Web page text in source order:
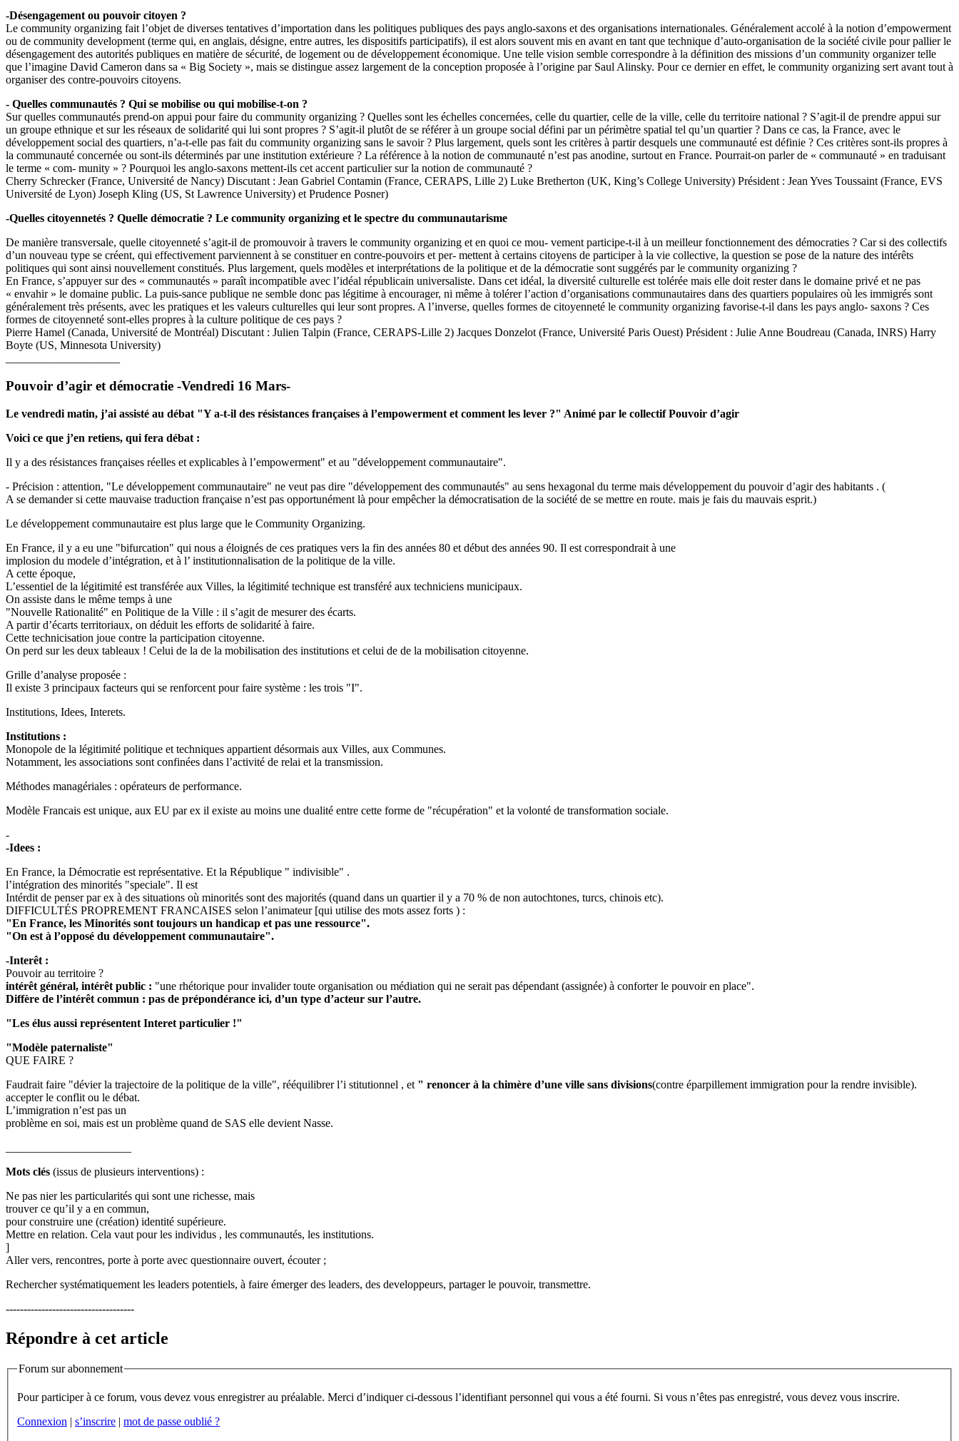
-Désengagement ou pouvoir citoyen ?
Le community organizing fait l’objet de diverses tentatives d’importation dans les politiques publiques des pays anglo-saxons et des organisations internationales. Généralement accolé à la notion d’empowerment
ou de community development (terme qui, en anglais, désigne, entre autres, les dispositifs participatifs), il est alors souvent mis en avant en tant que technique d’auto-organisation de la société civile pour pallier le
désengagement des autorités publiques en matière de sécurité, de logement ou de développement économique. Une telle vision semble correspondre à la définition des missions d’un community organizer telle
que l’imagine David Cameron dans sa « Big Society », mais se distingue assez largement de la conception proposée à l’origine par Saul Alinsky. Pour ce dernier en effet, le community organizing sert avant tout à
organiser des contre-pouvoirs citoyens.
- Quelles communautés ? Qui se mobilise ou qui mobilise-t-on ?
Sur quelles communautés prend-on appui pour faire du community organizing ? Quelles sont les échelles concernées, celle du quartier, celle de la ville, celle du territoire national ? S’agit-il de prendre appui sur
un groupe ethnique et sur les réseaux de solidarité qui lui sont propres ? S’agit-il plutôt de se référer à un groupe social défini par un périmètre spatial tel qu’un quartier ? Dans ce cas, la France, avec le
développement social des quartiers, n’a-t-elle pas fait du community organizing sans le savoir ? Plus largement, quels sont les critères à partir desquels une communauté est définie ? Ces critères sont-ils propres à
la communauté concernée ou sont-ils déterminés par une institution extérieure ? La référence à la notion de communauté n’est pas anodine, surtout en France. Pourrait-on parler de « communauté » en traduisant
le terme « com- munity » ? Pourquoi les anglo-saxons mettent-ils cet accent particulier sur la notion de communauté ?
Cherry Schrecker (France, Université de Nancy) Discutant : Jean Gabriel Contamin (France, CERAPS, Lille 2) Luke Bretherton (UK, King’s College University) Président : Jean Yves Toussaint (France, EVS
Université de Lyon) Joseph Kling (US, St Lawrence University) et Prudence Posner)
-Quelles citoyennetés ? Quelle démocratie ? Le community organizing et le spectre du communautarisme
De manière transversale, quelle citoyenneté s’agit-il de promouvoir à travers le community organizing et en quoi ce mou- vement participe-t-il à un meilleur fonctionnement des démocraties ? Car si des collectifs
d’un nouveau type se créent, qui effectivement parviennent à se constituer en contre-pouvoirs et per- mettent à certains citoyens de participer à la vie collective, la question se pose de la nature des intérêts
politiques qui sont ainsi nouvellement constitués. Plus largement, quels modèles et interprétations de la politique et de la démocratie sont suggérés par le community organizing ?
En France, s’appuyer sur des « communautés » paraît incompatible avec l’idéal républicain universaliste. Dans cet idéal, la diversité culturelle est tolérée mais elle doit rester dans le domaine privé et ne pas
« envahir » le domaine public. La puis-sance publique ne semble donc pas légitime à encourager, ni même à tolérer l’action d’organisations communautaires dans des quartiers populaires où les immigrés sont
généralement très présents, avec les pratiques et les valeurs culturelles qui leur sont propres. A l’inverse, quelles formes de citoyenneté le community organizing favorise-t-il dans les pays anglo- saxons ? Ces
formes de citoyenneté sont-elles propres à la culture politique de ces pays ?
Pierre Hamel (Canada, Université de Montréal) Discutant : Julien Talpin (France, CERAPS-Lille 2) Jacques Donzelot (France, Université Paris Ouest) Président : Julie Anne Boudreau (Canada, INRS) Harry
Boyte (US, Minnesota University)
Pouvoir d’agir et démocratie -Vendredi 16 Mars-
Le vendredi matin, j’ai assisté au débat "Y a-t-il des résistances françaises à l’empowerment et comment les lever ?" Animé par le collectif Pouvoir d’agir
Voici ce que j’en retiens, qui fera débat :
Il y a des résistances françaises réelles et explicables à l’empowerment" et au "développement communautaire".
- Précision : attention, "Le développement communautaire" ne veut pas dire "développement des communautés" au sens hexagonal du terme mais développement du pouvoir d’agir des habitants . (
A se demander si cette mauvaise traduction française n’est pas opportunément là pour empêcher la démocratisation de la société de se mettre en route. mais je fais du mauvais esprit.)
Le développement communautaire est plus large que le Community Organizing.
En France, il y a eu une "bifurcation" qui nous a éloignés de ces pratiques vers la fin des années 80 et début des années 90. Il est correspondrait à une
implosion du modele d’intégration, et à l’ institutionnalisation de la politique de la ville.
A cette époque,
L’essentiel de la légitimité est transférée aux Villes, la légitimité technique est transféré aux techniciens municipaux.
On assiste dans le même temps à une
"Nouvelle Rationalité" en Politique de la Ville : il s’agit de mesurer des écarts.
A partir d’écarts territoriaux, on déduit les efforts de solidarité à faire.
Cette technicisation joue contre la participation citoyenne.
On perd sur les deux tableaux ! Celui de la de la mobilisation des institutions et celui de de la mobilisation citoyenne.
Grille d’analyse proposée :
Il existe 3 principaux facteurs qui se renforcent pour faire système : les trois "I".
Institutions, Idees, Interets.
Institutions :
Monopole de la légitimité politique et techniques appartient désormais aux Villes, aux Communes.
Notamment, les associations sont confinées dans l’activité de relai et la transmission.
Méthodes managériales : opérateurs de performance.
Modèle Francais est unique, aux EU par ex il existe au moins une dualité entre cette forme de "récupération" et la volonté de transformation sociale.
-
-Idees :
En France, la Démocratie est représentative. Et la République " indivisible" .
l’intégration des minorités "speciale". Il est
Intérdit de penser par ex à des situations où minorités sont des majorités (quand dans un quartier il y a 70 % de non autochtones, turcs, chinois etc).
DIFFICULTÉS PROPREMENT FRANCAISES selon l’animateur [qui utilise des mots assez forts ) :
"En France, les Minorités sont toujours un handicap et pas une ressource".
"On est à l’opposé du développement communautaire".
-Interêt :
Pouvoir au territoire ?
intérêt général, intérêt public : "une rhétorique pour invalider toute organisation ou médiation qui ne serait pas dépendant (assignée) à conforter le pouvoir en place".
Diffère de l’intérêt commun : pas de prépondérance ici, d’un type d’acteur sur l’autre.
"Les élus aussi représentent Interet particulier !"
"Modèle paternaliste"
QUE FAIRE ?
Faudrait faire "dévier la trajectoire de la politique de la ville", rééquilibrer l’i stitutionnel , et " renoncer à la chimère d’une ville sans divisions(contre éparpillement immigration pour la rendre invisible).
accepter le conflit ou le débat.
L’immigration n’est pas un
problème en soi, mais est un problème quand de SAS elle devient Nasse.
Mots clés (issus de plusieurs interventions) :
Ne pas nier les particularités qui sont une richesse, mais
trouver ce qu’il y a en commun,
pour construire une (création) identité supérieure.
Mettre en relation. Cela vaut pour les individus , les communautés, les institutions.
]
Aller vers, rencontres, porte à porte avec questionnaire ouvert, écouter ;
Rechercher systématiquement les leaders potentiels, à faire émerger des leaders, des developpeurs, partager le pouvoir, transmettre.
------------------------------------
Répondre à cet article
Forum sur abonnement
Pour participer à ce forum, vous devez vous enregistrer au préalable. Merci d’indiquer ci-dessous l’identifiant personnel qui vous a été fourni. Si vous n’êtes pas enregistré, vous devez vous inscrire.
Connexion | s’inscrire | mot de passe oublié ?